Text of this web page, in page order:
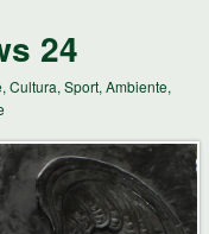
24
Cultura, Sport, Ambiente,